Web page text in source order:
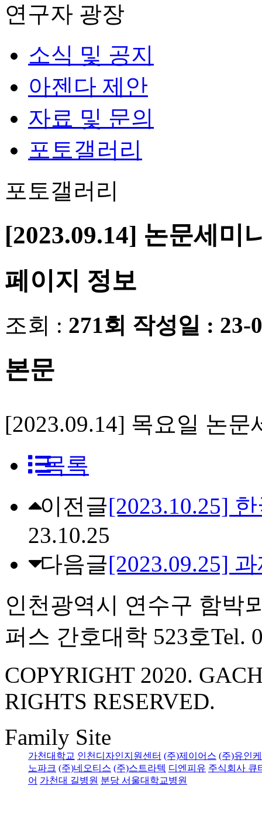
연구자 광장
소식 및 공지
아젠다 제안
자료 및 문의
포토갤러리
포토갤러리
[2023.09.14] 논문세미
페이지 정보
조회 : 271회 작성일 : 23-
본문
[2023.09.14] 목요일 논문
목록
이전글[2023.10.25]
23.10.25
다음글[2023.09.25]
인천광역시 연수구 함박
퍼스 간호대학 523호Tel.
COPYRIGHT 2020.
RIGHTS RESERVED.
Family Site
가천대학교 인천디자인지원센터 (주)제이어스 (주)유인
노파크 (주)네오티스 (주)스트라텍 디엔피유 주식회사 큐
어 가천대 길병원 분당 서울대학교병원